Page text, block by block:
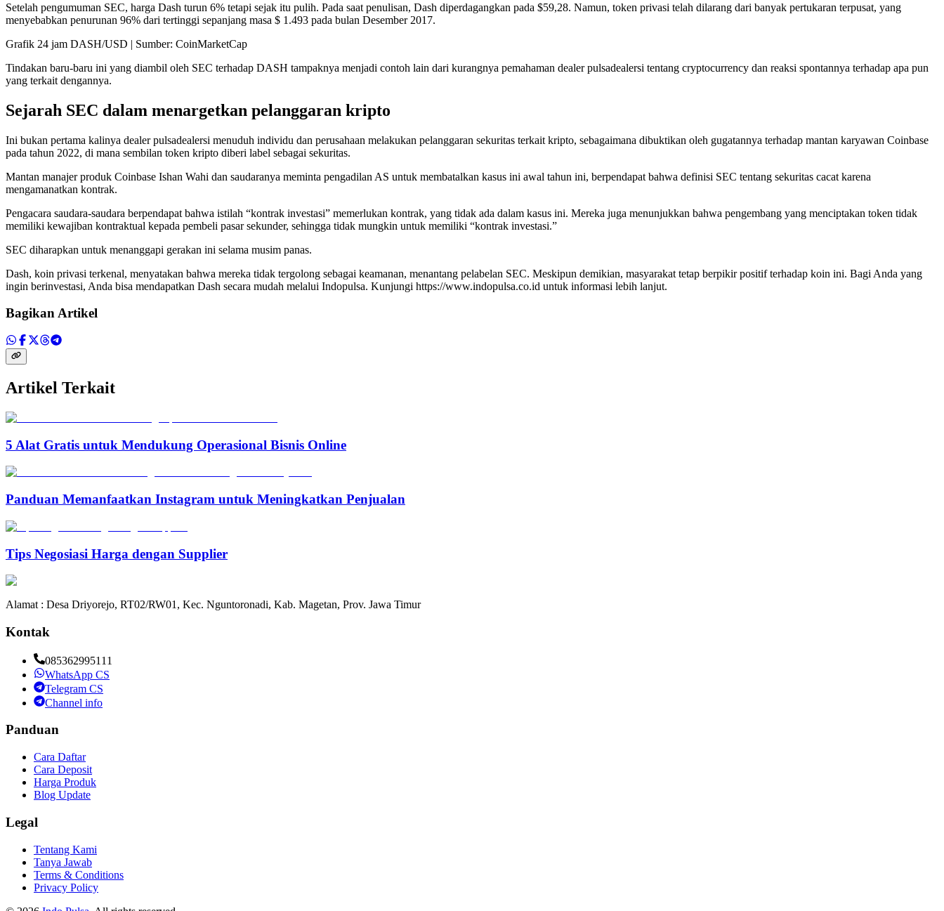
Setelah pengumuman SEC, harga Dash turun 6% tetapi sejak itu pulih. Pada saat penulisan, Dash diperdagangkan pada $59,28. Namun, token privasi telah dilarang dari banyak pertukaran terpusat, yang
menyebabkan penurunan 96% dari tertinggi sepanjang masa $ 1.493 pada bulan Desember 2017.
Grafik 24 jam DASH/USD | Sumber: CoinMarketCap
Tindakan baru-baru ini yang diambil oleh SEC terhadap DASH tampaknya menjadi contoh lain dari kurangnya pemahaman dealer pulsadealersi tentang cryptocurrency dan reaksi spontannya terhadap apa pun
yang terkait dengannya.
Sejarah SEC dalam menargetkan pelanggaran kripto
Ini bukan pertama kalinya dealer pulsadealersi menuduh individu dan perusahaan melakukan pelanggaran sekuritas terkait kripto, sebagaimana dibuktikan oleh gugatannya terhadap mantan karyawan Coinbase
pada tahun 2022, di mana sembilan token kripto diberi label sebagai sekuritas.
Mantan manajer produk Coinbase Ishan Wahi dan saudaranya meminta pengadilan AS untuk membatalkan kasus ini awal tahun ini, berpendapat bahwa definisi SEC tentang sekuritas cacat karena
mengamanatkan kontrak.
Pengacara saudara-saudara berpendapat bahwa istilah “kontrak investasi” memerlukan kontrak, yang tidak ada dalam kasus ini. Mereka juga menunjukkan bahwa pengembang yang menciptakan token tidak
memiliki kewajiban kontraktual kepada pembeli pasar sekunder, sehingga tidak mungkin untuk memiliki “kontrak investasi.”
SEC diharapkan untuk menanggapi gerakan ini selama musim panas.
Dash, koin privasi terkenal, menyatakan bahwa mereka tidak tergolong sebagai keamanan, menantang pelabelan SEC. Meskipun demikian, masyarakat tetap berpikir positif terhadap koin ini. Bagi Anda yang
ingin berinvestasi, Anda bisa mendapatkan Dash secara mudah melalui Indopulsa. Kunjungi https://www.indopulsa.co.id untuk informasi lebih lanjut.
Bagikan Artikel
Artikel Terkait
5 Alat Gratis untuk Mendukung Operasional Bisnis Online
Panduan Memanfaatkan Instagram untuk Meningkatkan Penjualan
Tips Negosiasi Harga dengan Supplier
Alamat : Desa Driyorejo, RT02/RW01, Kec. Nguntoronadi, Kab. Magetan, Prov. Jawa Timur
Kontak
085362995111
WhatsApp CS
Telegram CS
Channel info
Panduan
Cara Daftar
Cara Deposit
Harga Produk
Blog Update
Legal
Tentang Kami
Tanya Jawab
Terms & Conditions
Privacy Policy